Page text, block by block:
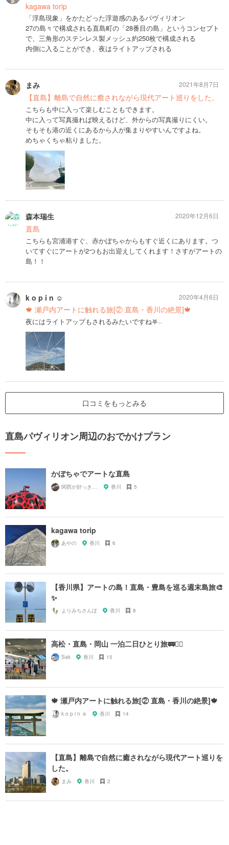
kagawa torip
「浮島現象」をかたどった浮遊感のあるパヴィリオン
27の島々で構成される直島町の「28番目の島」というコンセプト
で、三角形のステンレス製メッシュ約250枚で構成される
内側に入ることができ、夜はライトアップされる
まみ
【直島】離島で自然に癒されながら現代アート巡りをした。
こちらも中に入って楽しむこともできます。
中に入って写真撮れば映えるけど、外からの写真撮りにくい。
そもそも港の近くにあるから人が集まりやすいんですよね。
めちゃくちゃ粘りました。
2021年8月7日
森本瑞生
直島
こちらも宮浦港すぐ、赤かぼちゃからもすぐ近くにあります。つ
いてすぐにアートが2つもお出迎えしてくれます！さすがアートの
島！！
2020年12月6日
k o p i n ☺︎
🍁 瀬戸内アートに触れる旅[② 直島・香川の絶景]🍁
夜にはライトアップもされるみたいですね𖤐˒˒
2020年4月6日
口コミをもっとみる
直島パヴィリオン周辺のおでかけプラン
かぼちゃでアートな直島
関西が好っきゃねん 香川 5
kagawa torip
あやの 香川 6
【香川県】アートの島！直島・豊島を巡る週末島旅🎨
✨
よりみちさんぽ 香川 8
高松・直島・岡山 一泊二日ひとり旅🚃🚴‍♂️
Sak 香川 15
🍁 瀬戸内アートに触れる旅[② 直島・香川の絶景]🍁
k o p i n ☺︎ 香川 14
【直島】離島で自然に癒されながら現代アート巡りを
した。
まみ 香川 2